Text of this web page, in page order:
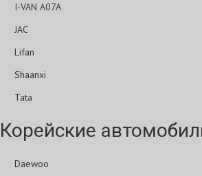
I-VAN A07A
JAC
Lifan
Shaanxi
Tata
Корейские
Daewoo